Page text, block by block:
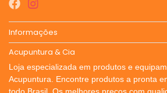
Informações
Acupuntura & Cia
Loja especializada em produtos e
Acupuntura. Encontre produtos a pronta